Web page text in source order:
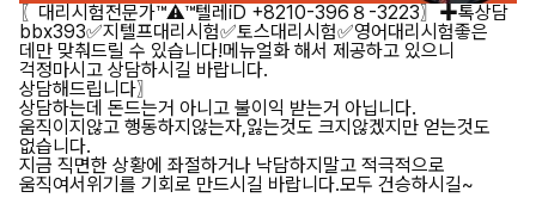
〖대리시험전문가™⚠️™텔레iD +8210-396８-3223〗✚톡상담
bbx393✅지텔프대리시험✅토스대리시험✅영어대리시험좋은
데만 맞춰드릴 수 있습니다!메뉴얼화 해서 제공하고 있으니
걱정마시고 상담하시길 바랍니다.
상담해드립니다〗
상담하는데 돈드는거 아니고 불이익 받는거 아닙니다.
움직이지않고 행동하지않는자,잃는것도 크지않겠지만 얻는것도
없습니다.
지금 직면한 상황에 좌절하거나 낙담하지말고 적극적으로
움직여서위기를 기회로 만드시길 바랍니다.모두 건승하시길~